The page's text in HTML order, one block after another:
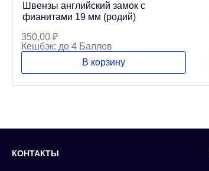
Швензы английский замок с
фианитами 19 мм (родий)
350,00 ₽
Кешбэк: до 4 Баллов
В корзину
КОНТАКТЫ